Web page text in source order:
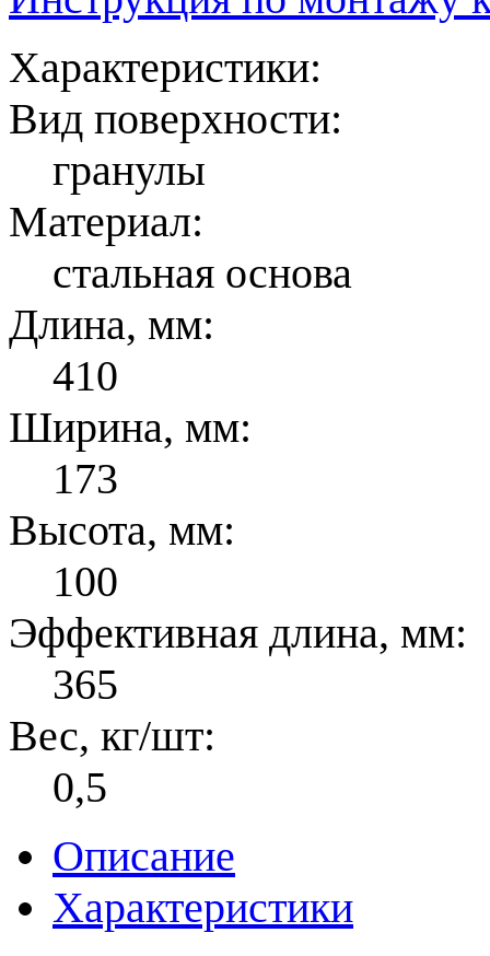
Характеристики:
Вид поверхности:
гранулы
Материал:
стальная основа
Длина, мм:
410
Ширина, мм:
173
Высота, мм:
100
Эффективная длина, мм:
365
Вес, кг/шт:
0,5
Описание
Характеристики